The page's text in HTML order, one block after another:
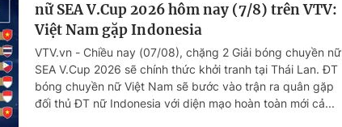
nữ SEA V.Cup 2026 hôm nay (7/8) trên VTV:
Việt Nam gặp Indonesia
VTV.vn - Chiều nay (07/08), chặng 2 Giải bóng chuyền nữ
SEA V.Cup 2026 sẽ chính thức khởi tranh tại Thái Lan. ĐT
bóng chuyền nữ Việt Nam sẽ bước vào trận ra quân gặp
đối thủ ĐT nữ Indonesia với diện mạo hoàn toàn mới cả...